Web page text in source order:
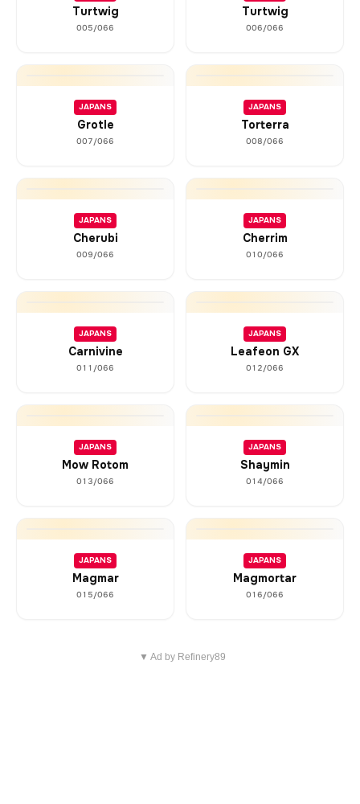
Turtwig
005/066
Turtwig
006/066
JAPANS
Grotle
007/066
JAPANS
Torterra
008/066
JAPANS
Cherubi
009/066
JAPANS
Cherrim
010/066
JAPANS
Carnivine
011/066
JAPANS
Leafeon GX
012/066
JAPANS
Mow Rotom
013/066
JAPANS
Shaymin
014/066
JAPANS
Magmar
015/066
JAPANS
Magmortar
016/066
▼ Ad by Refinery89